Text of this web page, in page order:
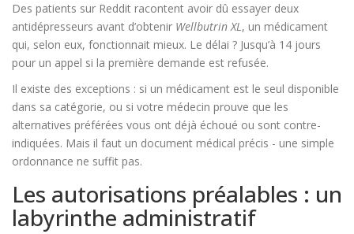
Des patients sur Reddit racontent avoir dû essayer deux
antidépresseurs avant d’obtenir Wellbutrin XL, un médicament
qui, selon eux, fonctionnait mieux. Le délai ? Jusqu’à 14 jours
pour un appel si la première demande est refusée.
Il existe des exceptions : si un médicament est le seul disponible
dans sa catégorie, ou si votre médecin prouve que les
alternatives préférées vous ont déjà échoué ou sont contre-
indiquées. Mais il faut un document médical précis - une simple
ordonnance ne suffit pas.
Les autorisations préalables : un
labyrinthe administratif